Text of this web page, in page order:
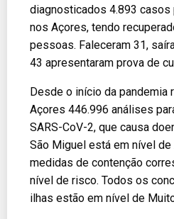
diagnosticados 4.893
nos Açores, tendo
pessoas. Faleceram 31,
43 apresentaram prova de
Desde o início da pandemia
Açores 446.996 análises
SARS-CoV-2, que causa
São Miguel está em nível
medidas de contenção
nível de risco. Todos os
ilhas estão em nível de